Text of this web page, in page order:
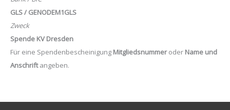
GLS / GENODEM1GLS
Zweck
Spende KV Dresden
Für eine Spendenbescheinigung Mitgliedsnummeroder Name und
Anschriftangeben.